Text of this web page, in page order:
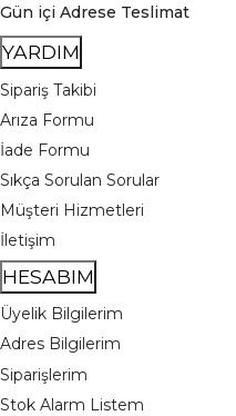
Gün içi Adrese Teslimat
YARDIM
Sipariş Takibi
Arıza Formu
İade Formu
Sıkça Sorulan Sorular
Müşteri Hizmetleri
İletişim
HESABIM
Üyelik Bilgilerim
Adres Bilgilerim
Siparişlerim
Stok Alarm Listem